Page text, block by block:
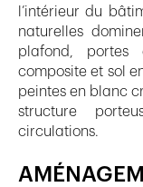
l’intérieur du
naturelles
plafond, portes
composite et sol
peintes en blanc
structure
circulations.